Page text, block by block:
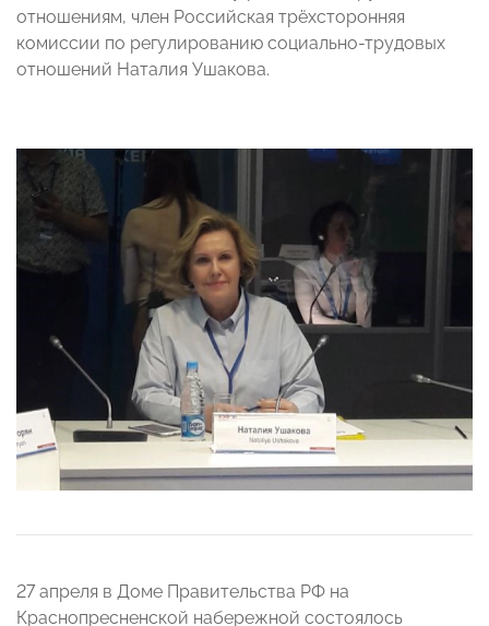
отношениям, член Российская трёхсторонняя
комиссии по регулированию социально-трудовых
отношений Наталия Ушакова.
27 апреля в Доме Правительства РФ на
Краснопресненской набережной состоялось